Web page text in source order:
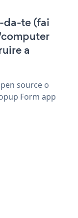
da-te (fai
a
source o
Form app